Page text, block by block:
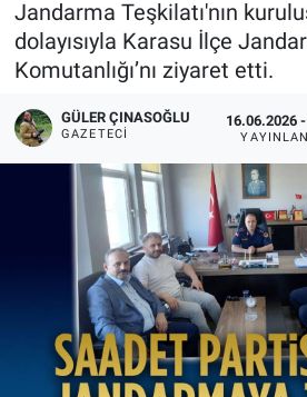
Jandarma Teşkilatı'nın
dolayısıyla Karasu İlçe
Komutanlığı’nı ziyaret etti.
GÜLER ÇINASOĞLU
GAZETECI
16.06.2026